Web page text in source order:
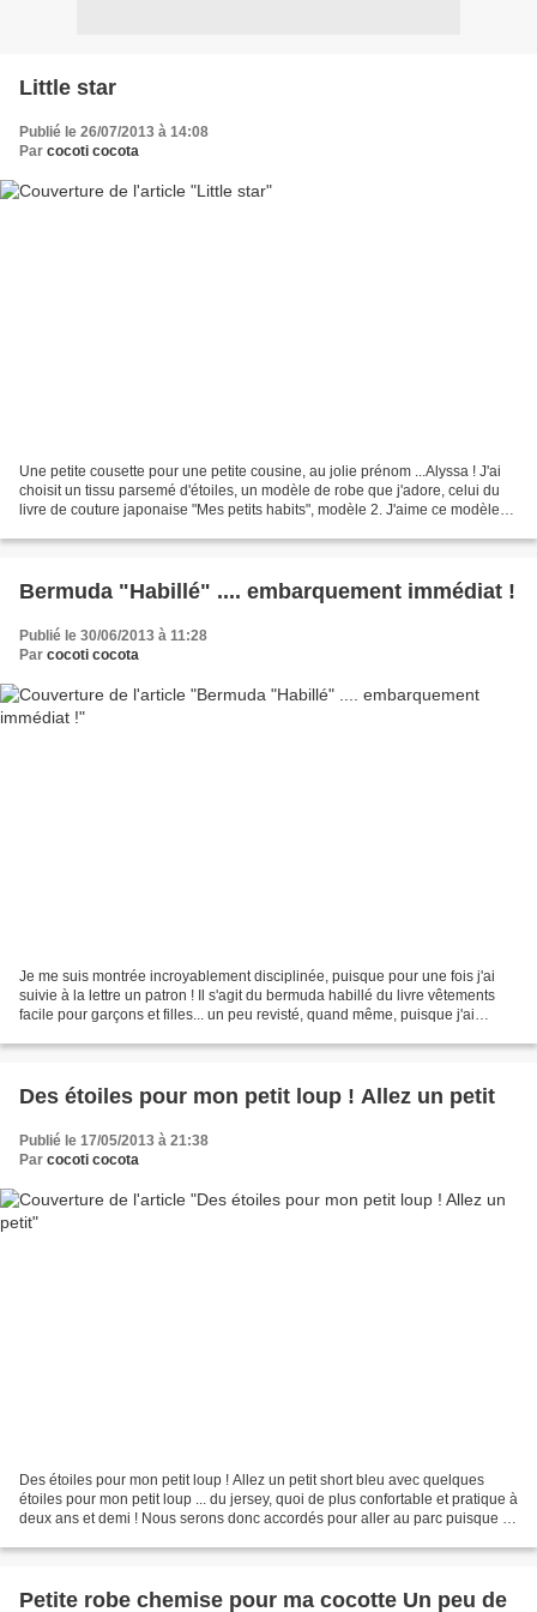
Little star
Publié le 26/07/2013 à 14:08
Par cocoti cocota
Une petite cousette pour une petite cousine, au jolie prénom ...Alyssa ! J'ai
choisit un tissu parsemé d'étoiles, un modèle de robe que j'adore, celui du
livre de couture japonaise "Mes petits habits", modèle 2. J'aime ce modèle
Bermuda "Habillé" .... embarquement immédiat !
Publié le 30/06/2013 à 11:28
Par cocoti cocota
Je me suis montrée incroyablement disciplinée, puisque pour une fois j'ai
suivie à la lettre un patron ! Il s'agit du bermuda habillé du livre vêtements
facile pour garçons et filles... un peu revisté, quand même, puisque j'ai
Des étoiles pour mon petit loup ! Allez un petit
Publié le 17/05/2013 à 21:38
Par cocoti cocota
Des étoiles pour mon petit loup ! Allez un petit short bleu avec quelques
étoiles pour mon petit loup ... du jersey, quoi de plus confortable et pratique à
deux ans et demi ! Nous serons donc accordés pour aller au parc puisque je
Petite robe chemise pour ma cocotte Un peu de